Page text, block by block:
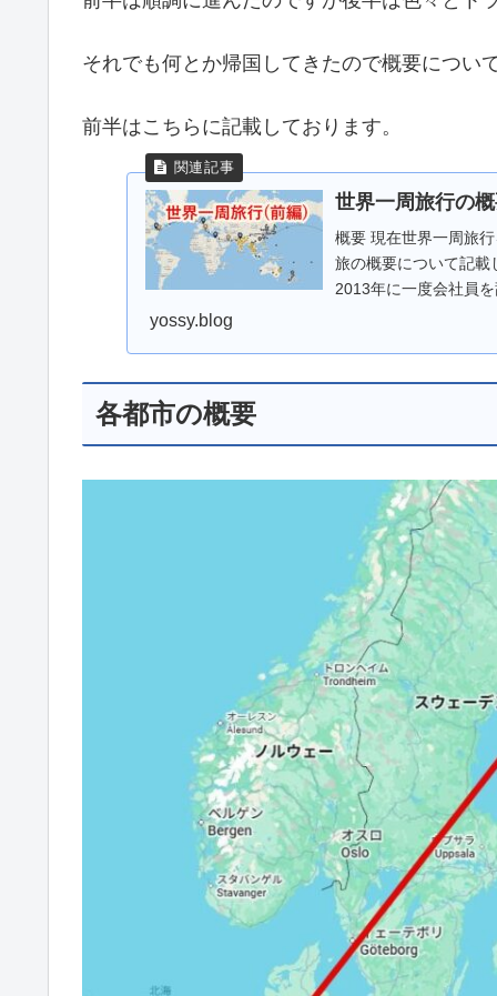
それでも何とか帰国してきたので概要につい
前半はこちらに記載しております。
世界一周旅行の
概要 現在世界一周旅
旅の概要について記載
2013年に一度会社員
yossy.blog
各都市の概要